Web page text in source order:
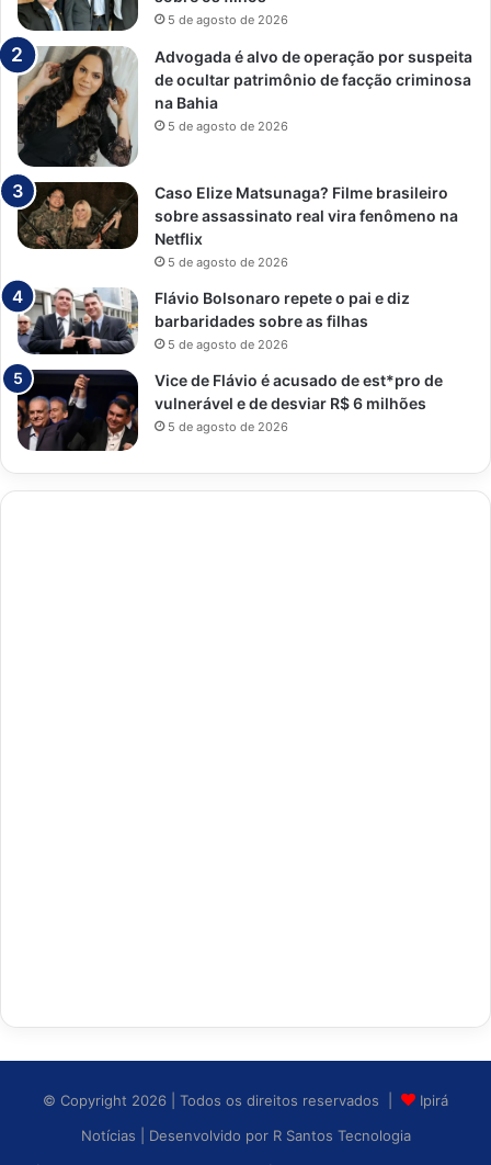
5 de agosto de 2026
Advogada é alvo de operação por suspeita
de ocultar patrimônio de facção criminosa
na Bahia
5 de agosto de 2026
Caso Elize Matsunaga? Filme brasileiro
sobre assassinato real vira fenômeno na
Netflix
5 de agosto de 2026
Flávio Bolsonaro repete o pai e diz
barbaridades sobre as filhas
5 de agosto de 2026
Vice de Flávio é acusado de est*pro de
vulnerável e de desviar R$ 6 milhões
5 de agosto de 2026
© Copyright 2026 | Todos os direitos reservados |
Ipirá
Notícias
| Desenvolvido por R Santos Tecnologia